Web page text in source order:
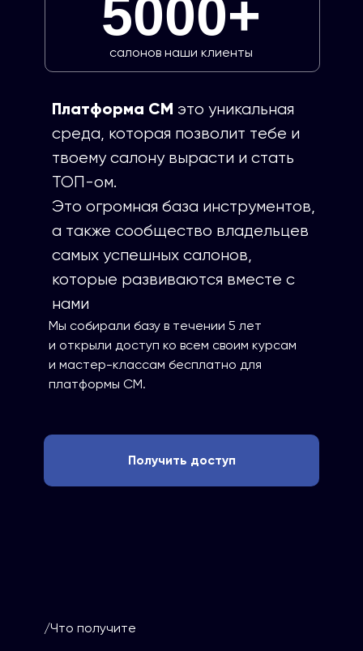
Платформа СМ это уникальная
среда, которая позволит тебе и
твоему салону вырасти и стать
ТОП-ом.
Это огромная база инструментов,
а также сообщество владельцев
самых успешных салонов,
которые развиваются вместе с
нами
Мы собирали базу в течении 5 лет
и открыли доступ ко всем своим курсам
и мастер-классам бесплатно для
платформы СМ.
Получить доступ
5000+
салонов наши клиенты
/Что получите